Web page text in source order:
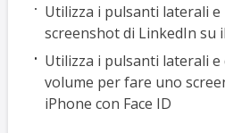
Utilizza i pulsanti laterali
screenshot di LinkedIn su
Utilizza i pulsanti laterali e
volume per fare uno
iPhone con Face ID